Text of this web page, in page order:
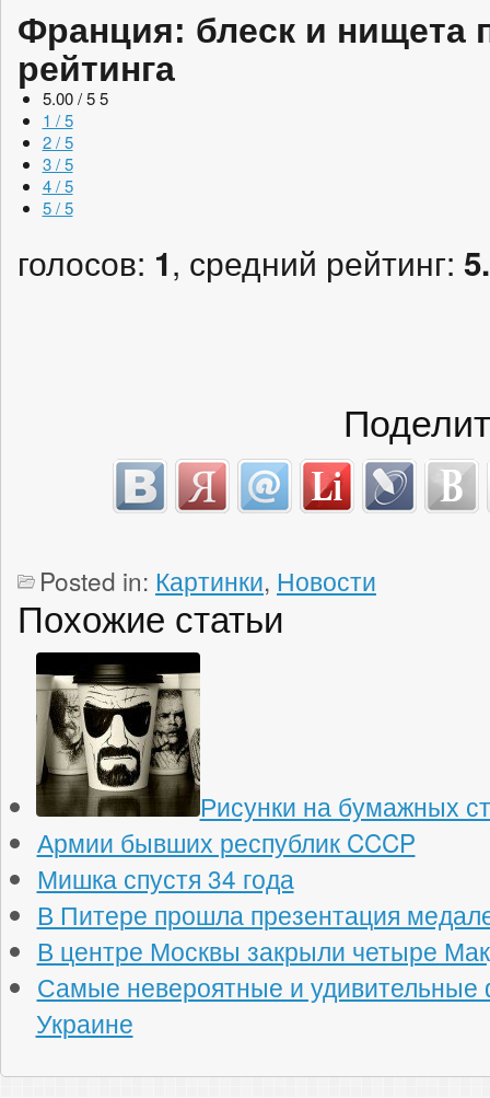
Франция: блеск и нищета
рейтинга
5.00 / 5 5
1 / 5
2 / 5
3 / 5
4 / 5
5 / 5
голосов: 1, средний рейтинг:
Posted in: Картинки, Новости
Похожие статьи
Рисунки на бумажных
Армии бывших республик CCCP
Мишка спустя 34 года
В Питере прошла презентация
В центре Москвы закрыли четыре
Самые невероятные и удивительные
Украине